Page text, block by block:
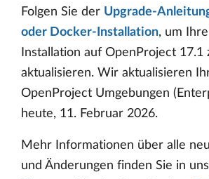
Folgen Sie der Upgrade-
oder Docker-Installation, um
Installation auf OpenProject 17.1
aktualisieren. Wir aktualisieren
OpenProject Umgebungen
heute, 11. Februar 2026.
Mehr Informationen über alle
und Änderungen finden Sie in